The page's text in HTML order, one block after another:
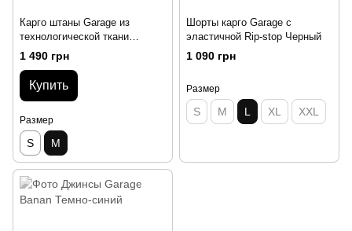
Карго штаны Garage из
технологической ткани
Черный
1 490 грн
Купить
Размер
S M
Шорты карго Garage с
эластичной Rip-stop Черный
1 090 грн
Размер
S M L XL XXL